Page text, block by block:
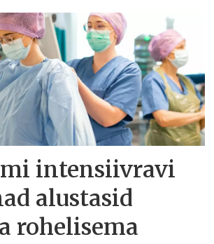
intensiivravi
alustasid
rohelisema